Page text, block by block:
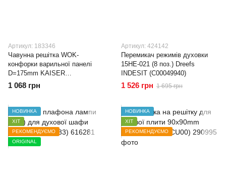
Артикул: 183346
Чавунна решітка WOK-
конфорки варильної панелі
D=175mm KAISER
(30402600080)
1 068 грн
Артикул: 424142
Перемикач режимів духовки
15HE-021 (8 поз.) Dreefs
INDESIT (C00049940)
1 526 грн 1 695 грн
НОВИНКА
ХІТ
РЕКОМЕНДУЄМО
ORIGINAL
НОВИНКА
ХІТ
РЕКОМЕНДУЄМО